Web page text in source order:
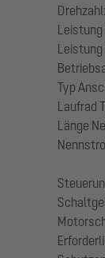
Leistung
Leistung
Typ
Laufrad
Länge